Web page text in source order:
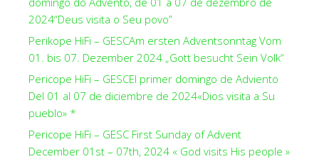
2024“Deus visita o Seu povo”
Perikope HiFi – GESCAm ersten Adventsonntag Vom
01. bis 07. Dezember 2024 „Gott besucht Sein Volk“
Pericope HiFi – GESCEl primer domingo de Adviento
Del 01 al 07 de diciembre de 2024«Dios visita a Su
pueblo» *
Pericope HiFi – GESC First Sunday of Advent
December 01st – 07th, 2024 « God visits His people »